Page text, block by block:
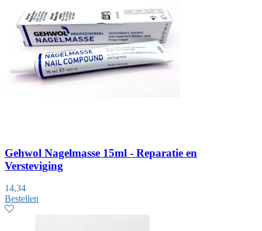
Gehwol Nagelmasse 15ml - Reparatie en
Versteviging
14,34
Bestellen